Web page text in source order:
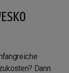
Dann